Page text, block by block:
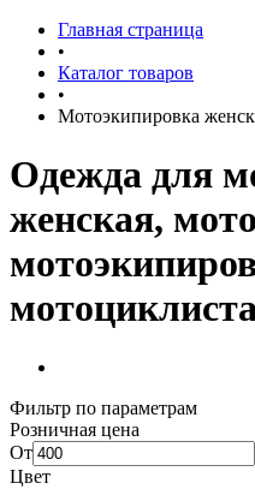
Главная страница
•
Каталог товаров
•
Мотоэкипировка
Одежда для
женская,
Фильтр по параметрам
Розничная цена
От
Цвет